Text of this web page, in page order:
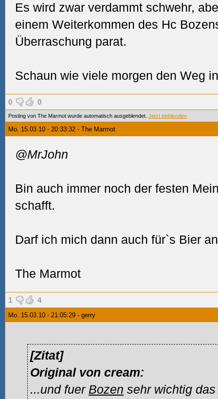
Es wird zwar verdammt schwehr,
einem Weiterkommen des Hc
Überraschung parat.
Schaun wie viele morgen den Weg
0 0
Posting von The Marmot wurde automatisch ausgeblendet. Jetzt einblenden
Mo. 15.03.10 - 20:33:32 - The Marmot
@MrJohn
Bin auch immer noch der festen
schafft.
Darf ich mich dann auch für`s Bier
The Marmot
1 4
Mo. 15.03.10 - 21:05:29 - gerry
[Zitat]
Original von cream:
...und fuer Bozen sehr wichtig